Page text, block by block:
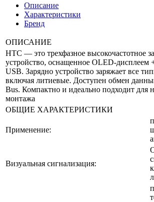
Описание
Характеристики
Бренд
ОПИСАНИЕ
HTC — это трехфазное высокочастотное
устройство, оснащенное OLED-дисплеем
USB. Зарядно устройство заряжает все
включая литиевые. Доступен обмен
Bus. Компактно и идеально подходит для
монтажа
ОБЩИЕ ХАРАКТЕРИСТИКИ
Применение:
Визуальная сигнализация: